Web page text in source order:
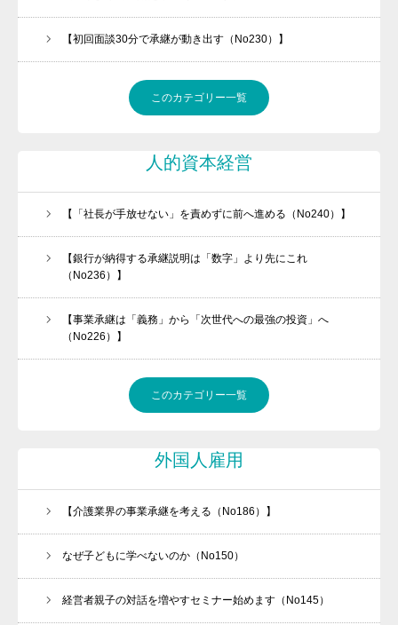
【初回面談30分で承継が動き出す（No230）】
このカテゴリー一覧
人的資本経営
【「社長が手放せない」を責めずに前へ進める（No240）】
【銀行が納得する承継説明は「数字」より先にこれ
（No236）】
【事業承継は「義務」から「次世代への最強の投資」へ
（No226）】
このカテゴリー一覧
外国人雇用
【介護業界の事業承継を考える（No186）】
なぜ子どもに学べないのか（No150）
経営者親子の対話を増やすセミナー始めます（No145）
会社案内
任せられる後継ぎを１年で育てます！
問活®（トイカツ）は魔法の杖です
ご提供できるサービス
BLOG
お客様の声
個別相談のお申込
セミナー・講座申込規約